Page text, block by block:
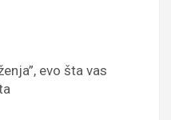
evo šta vas